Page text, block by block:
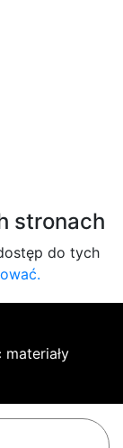
stronach
do tych